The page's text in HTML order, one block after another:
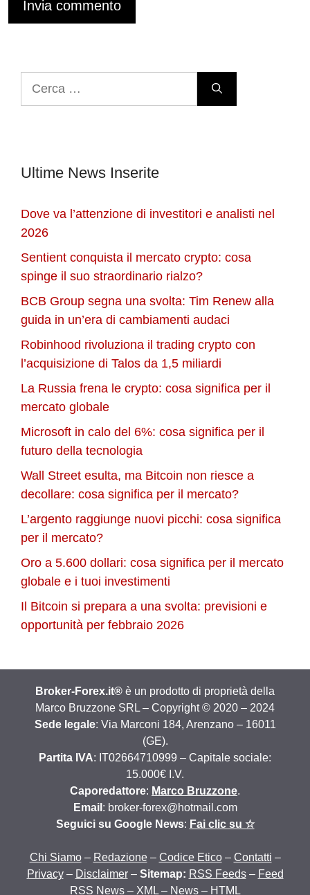
Ultime News Inserite
Dove va l’attenzione di investitori e analisti nel
2026
Sentient conquista il mercato crypto: cosa
spinge il suo straordinario rialzo?
BCB Group segna una svolta: Tim Renew alla
guida in un’era di cambiamenti audaci
Robinhood rivoluziona il trading crypto con
l’acquisizione di Talos da 1,5 miliardi
La Russia frena le crypto: cosa significa per il
mercato globale
Microsoft in calo del 6%: cosa significa per il
futuro della tecnologia
Wall Street esulta, ma Bitcoin non riesce a
decollare: cosa significa per il mercato?
L’argento raggiunge nuovi picchi: cosa significa
per il mercato?
Oro a 5.600 dollari: cosa significa per il mercato
globale e i tuoi investimenti
Il Bitcoin si prepara a una svolta: previsioni e
opportunità per febbraio 2026
Broker-Forex.it® è un prodotto di proprietà della
Marco Bruzzone SRL – Copyright © 2020 – 2024
Sede legale: Via Marconi 184, Arenzano – 16011
(GE).
Partita IVA: IT02664710999 – Capitale sociale:
15.000€ I.V.
Caporedattore: Marco Bruzzone.
Email : broker-forex@hotmail.com
Seguici su Google News: Fai clic su ☆
Chi Siamo– Redazione– Codice Etico– Contatti –
Privacy– Disclaimer– Sitemap: RSS Feeds– Feed
RSS News– XML– News– HTML